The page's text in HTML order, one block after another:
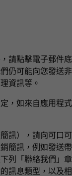
請點擊電子郵件底
仍可能向您發送非
資訊等。
，如來自應用程式
訊），請向可口可
簡訊，例如發送帶
列「聯絡我們」章
訊息類型，以及相